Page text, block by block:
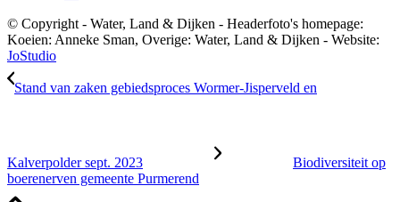
© Copyright - Water, Land & Dijken - Headerfoto's homepage:
Koeien: Anneke Sman, Overige: Water, Land & Dijken - Website:
JoStudio
Stand van zaken gebiedsproces Wormer-Jisperveld en
Kalverpolder sept. 2023
Biodiversiteit op
boerenerven gemeente Purmerend